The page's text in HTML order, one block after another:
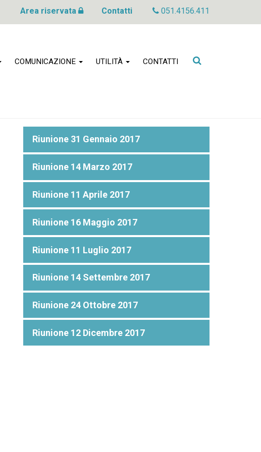
Area riservata Contatti 051.4156.411
COMUNICAZIONE UTILITÀ CONTATTI
Cerca
Riunione 31 Gennaio 2017
Riunione 14 Marzo 2017
Riunione 11 Aprile 2017
Riunione 16 Maggio 2017
Riunione 11 Luglio 2017
Riunione 14 Settembre 2017
Riunione 24 Ottobre 2017
Riunione 12 Dicembre 2017